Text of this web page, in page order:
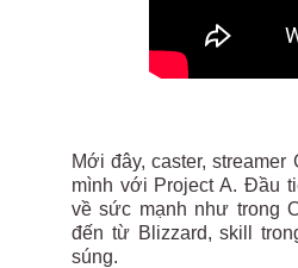
Mới đây, caster,
mình với Project A. Đầu
về sức mạnh như trong
đến từ Blizzard, skill
súng.